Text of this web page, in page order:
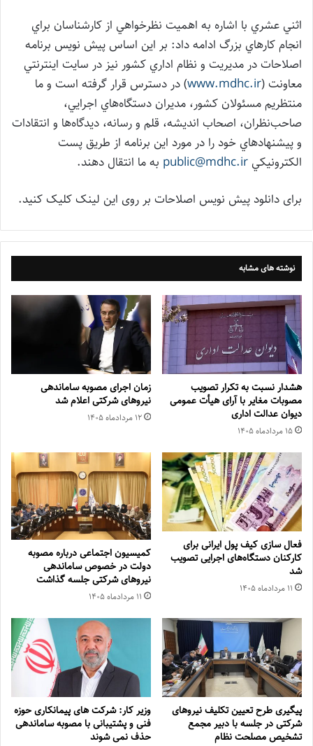
اثني عشري با اشاره به اهميت نظرخواهي از كارشناسان براي
انجام كارهاي بزرگ ادامه داد: بر اين اساس پيش نويس برنامه
اصلاحات در مديريت و نظام اداري كشور نيز در سايت اينترنتي
معاونت (www.mdhc.ir) در دسترس قرار گرفته است و ما
منتظريم مسئولان كشور، مديران دستگاه‌هاي اجرايي،
صاحب‌نظران، اصحاب انديشه، قلم و رسانه، ديدگاه‌ها و انتقادات
و پيشنهادهاي خود را در مورد اين برنامه از طريق پست
الكترونيكي public@mdhc.ir به ما انتقال دهند.
برای دانلود پيش نويس اصلاحات بر روی این لینک کلیک کنید.
نوشته های مشابه
هشدار نسبت به تکرار تصویب
مصوبات مغایر با آرای هیأت عمومی
دیوان عدالت اداری
۱۵ مرداد‌ماه ۱۴۰۵
زمان اجرای مصوبه ساماندهی
نیروهای شرکتی اعلام شد
۱۲ مرداد‌ماه ۱۴۰۵
فعال سازی کیف پول ایرانی برای
کارکنان دستگاه‌های اجرایی تصویب
شد
۱۱ مرداد‌ماه ۱۴۰۵
کمیسیون اجتماعی درباره مصوبه
دولت در خصوص ساماندهی
نیروهای شرکتی جلسه گذاشت
۱۱ مرداد‌ماه ۱۴۰۵
پیگیری طرح تعیین تکلیف نیروهای
شرکتی در جلسه با دبیر مجمع
تشخیص مصلحت نظام
وزیر کار: شرکت های پیمانکاری حوزه
فنی و پشتیبانی با مصوبه ساماندهی
حذف نمی شوند